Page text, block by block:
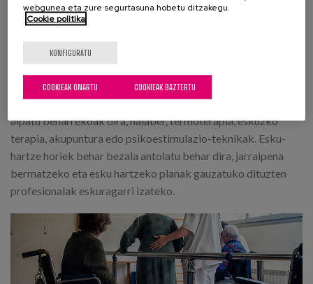
egiteak eta fisioterapiako esku-hartzeek mina arintzen dute
hasierako asteetan, baina eraginkortasuna murriztu egiten da
denborarekin. Era berean, higiene-neurri batzuek (hala nola
pisua optimizatzeak) giltzadura-gainkarga arintzen dute, eta
aipatu beharrekoak dira, halaber, termoterapia, eskuzko
terapia, akupuntura edo psikoestimulazio-teknikak. Esku-
hartze horiek behar bezala antolatu behar dira, jarraipena
bermatzeko eta esku hartzeko planak gauzatuko dituzten
profesionalak eskuragarri izateko.
webgunea eta zure segurtasuna hobetu ditzakegu.
Cookie politika
KONFIGURATU
COOKIEAK BAZTERTU
COOKIEAK ONARTU